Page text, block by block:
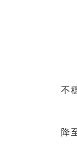
不
降